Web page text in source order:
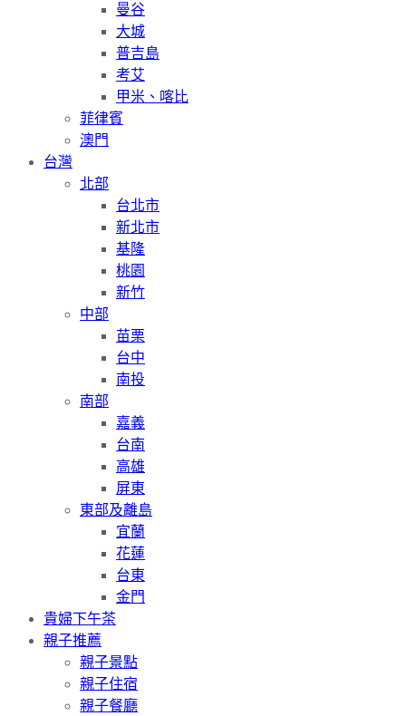
曼谷
大城
普吉島
考艾
甲米、喀比
菲律賓
澳門
台灣
北部
台北市
新北市
基隆
桃園
新竹
中部
苗栗
台中
南投
南部
嘉義
台南
高雄
屏東
東部及離島
宜蘭
花蓮
台東
金門
貴婦下午茶
親子推薦
親子景點
親子住宿
親子餐廳